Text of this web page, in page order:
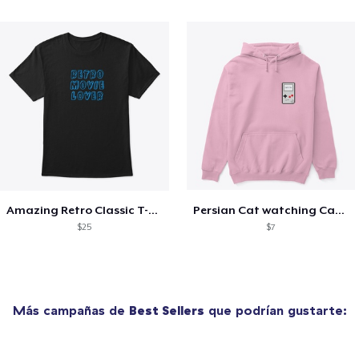
Amazing Retro Classic T-Shirt
$25
Persian Cat watching Cats TV
$7
Más campañas de Best Sellers que podrían gustarte: